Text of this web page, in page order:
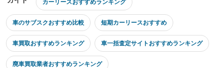
カーリースおすすめランキング
車のサブスクおすすめ比較 短期カーリースおすすめ
車買取おすすめランキング 車一括査定サイトおすすめランキング
廃車買取業者おすすめランキング